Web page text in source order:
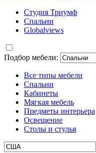
Студия Триумф
Спальни
Globalviews
Подбор мебели:
Все типы мебели
Спальни
Кабинеты
Мягкая мебель
Предметы интерьера
Освещение
Столы и стулья